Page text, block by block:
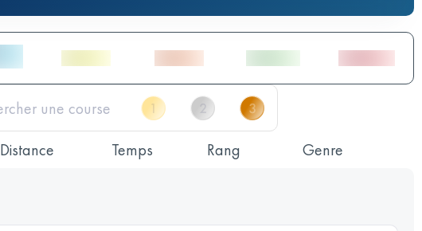
Distance Temps Rang Genre